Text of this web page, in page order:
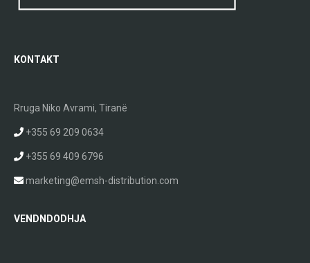
KONTAKT
Rruga Niko Avrami, Tiranë
+355 69 209 0634
+355 69 409 6796
marketing@emsh-distribution.com
VENDNDODHJA